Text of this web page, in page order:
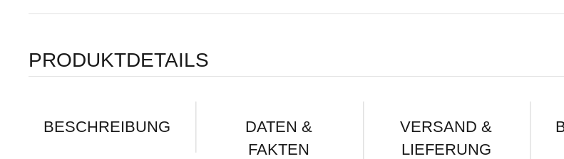
PRODUKTDETAILS
BESCHREIBUNG
DATEN &
FAKTEN
VERSAND &
LIEFERUNG